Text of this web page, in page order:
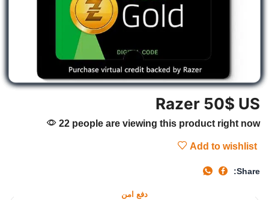
Razer 50$ US
22 people are viewing this product right now
Add to wishlist
Share:
دفع امن